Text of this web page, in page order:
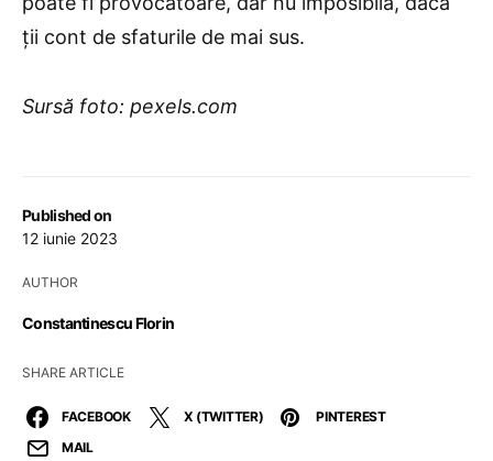
Published on
12 iunie 2023
AUTHOR
Constantinescu Florin
SHARE ARTICLE
FACEBOOK X (TWITTER)
PINTEREST
MAIL
ții cont de sfaturile de mai sus.
Sursă foto: pexels.com